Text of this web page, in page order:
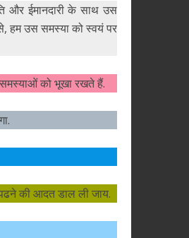
और ईमानदारी के साथ उस
हम उस समस्या को स्वयं पर
समस्याओं को भूखा रखते हैं.
पढने की आदत डाल ली जाय.